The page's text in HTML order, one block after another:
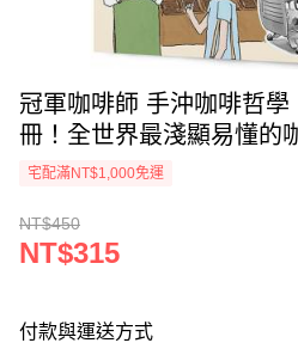
冠軍咖啡師 手沖咖啡哲學
冊！全世界最淺顯易懂的
宅配滿NT$1,000免運
NT$450
NT$315
付款與運送方式